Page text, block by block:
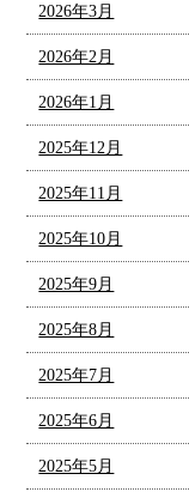
2026年3月
2026年2月
2026年1月
2025年12月
2025年11月
2025年10月
2025年9月
2025年8月
2025年7月
2025年6月
2025年5月